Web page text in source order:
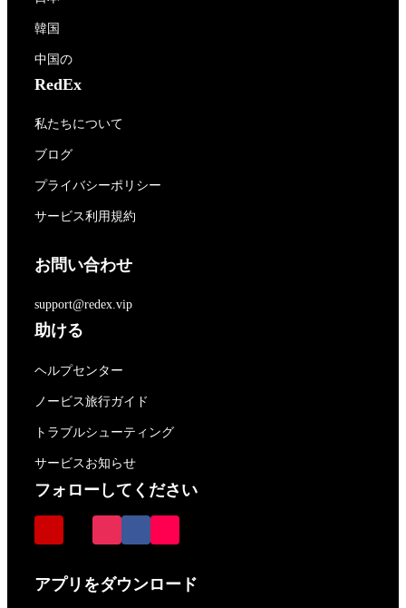
韓国
中国の
RedEx
私たちについて
ブログ
プライバシーポリシー
サービス利用規約
お問い合わせ
support@redex.vip
助ける
ヘルプセンター
ノービス旅行ガイド
トラブルシューティング
サービスお知らせ
フォローしてください
アプリをダウンロード